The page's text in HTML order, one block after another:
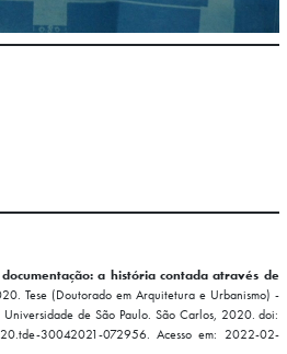
documentação: a história contada através de
Tese (Doutorado em Arquitetura e Urbanismo) -
de São Paulo. São Carlos, 2020. doi:
30042021-072956. Acesso em: 2022-02-